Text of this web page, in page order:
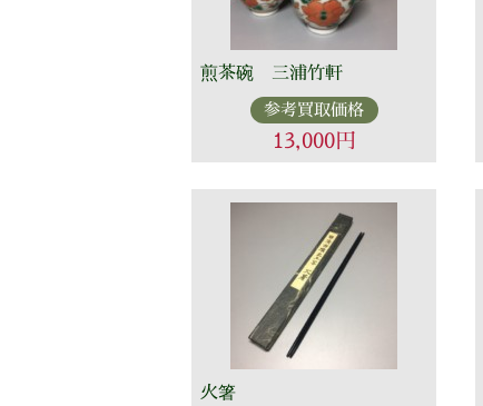
煎茶碗 三浦竹軒
参考買取価格
13,000円
火箸